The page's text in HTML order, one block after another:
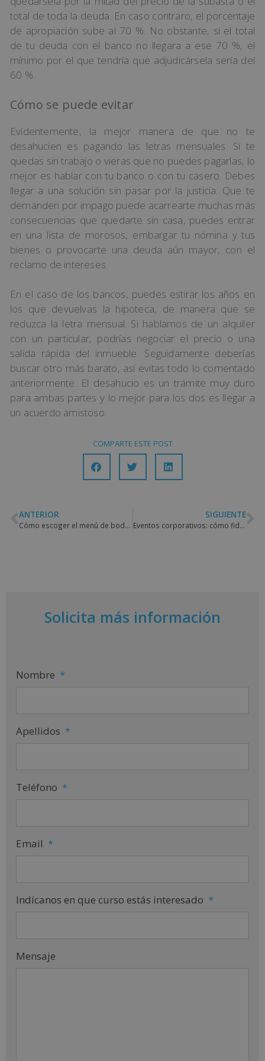
total de toda la deuda. En caso contraro, el porcentaje
de apropiación sube al 70 %. No obstante, si el total
de tu deuda con el banco no llegara a ese 70 %, el
mínimo por el que tendría que adjudicársela sería del
60 %.
Cómo se puede evitar
Evidentemente, la mejor manera de que no te
desahucien es pagando las letras mensuales. Si te
quedas sin trabajo o vieras que no puedes pagarlas, lo
mejor es hablar con tu banco o con tu casero. Debes
llegar a una solución sin pasar por la justicia. Que te
demanden por impago puede acarrearte muchas más
consecuencias que quedarte sin casa, puedes entrar
en una lista de morosos, embargar tu nómina y tus
bienes o provocarte una deuda aún mayor, con el
reclamo de intereses.
En el caso de los bancos, puedes estirar los años en
los que devuelvas la hipoteca, de manera que se
reduzca la letra mensual. Si hablamos de un alquiler
con un particular, podrías negociar el precio o una
salida rápida del inmueble. Seguidamente deberías
buscar otro más barato, así evitas todo lo comentado
anteriormente. El desahucio es un trámite muy duro
para ambas partes y lo mejor para los dos es llegar a
un acuerdo amistoso.
COMPARTE ESTE POST
ANTERIOR
Cómo escoger el menú de boda perfecto
SIGUIENTE
Eventos corporativos: cómo fidelizar a tus clientes
Solicita más información
Nombre *
Apellidos *
Teléfono *
Email *
Indícanos en que curso estás interesado *
Mensaje